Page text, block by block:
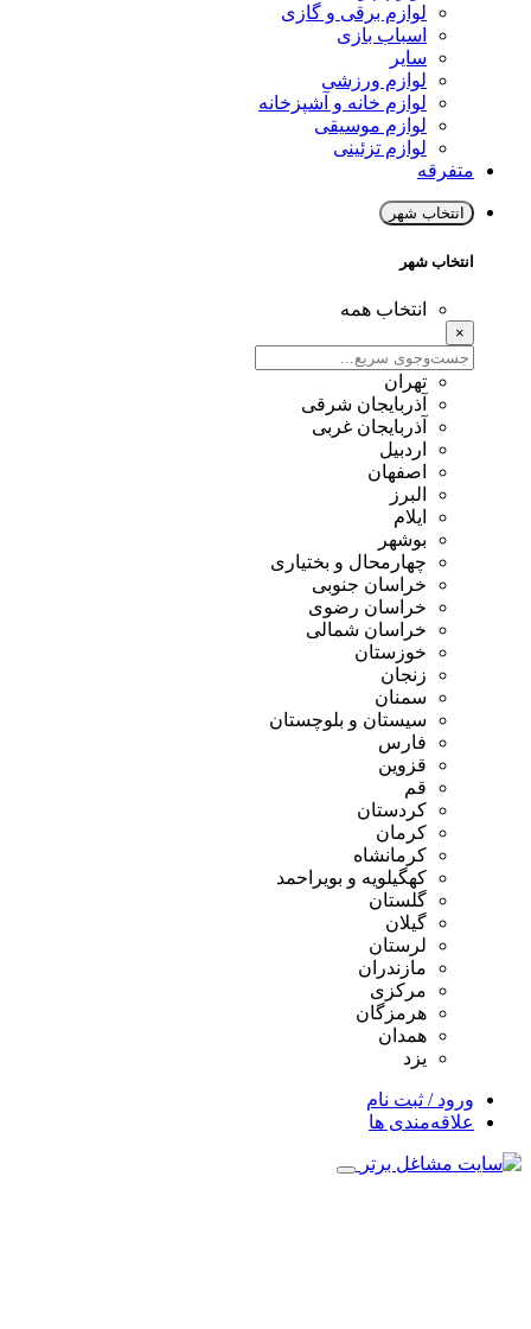
لوازم برقی و گازی
اسباب بازی
سایر
لوازم ورزشی
لوازم خانه و آشپزخانه
لوازم موسیقی
لوازم تزئینی
متفرقه
انتخاب شهر
انتخاب شهر
انتخاب همه
×
تهران
آذربایجان شرقی
آذربایجان غربی
اردبیل
اصفهان
البرز
ایلام
بوشهر
چهارمحال و بختیاری
خراسان جنوبی
خراسان رضوی
خراسان شمالی
خوزستان
زنجان
سمنان
سیستان و بلوچستان
فارس
قزوین
قم
کردستان
کرمان
کرمانشاه
کهگیلویه و بویراحمد
گلستان
گیلان
لرستان
مازندران
مرکزی
هرمزگان
همدان
یزد
ورود / ثبت نام
علاقه‌مندی ها